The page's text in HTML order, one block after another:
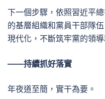
下一個步驟，依照習近平
的基層組織和黨員干部隊
現代化，不斷筑牢黨的領
——持續抓好落實
年夜道至簡，實干為要。